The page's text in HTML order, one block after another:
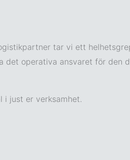
tar vi ett
operativa ansvaret för den
i just er verksamhet.